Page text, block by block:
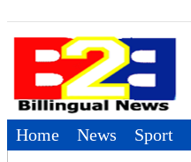
Home News Sport